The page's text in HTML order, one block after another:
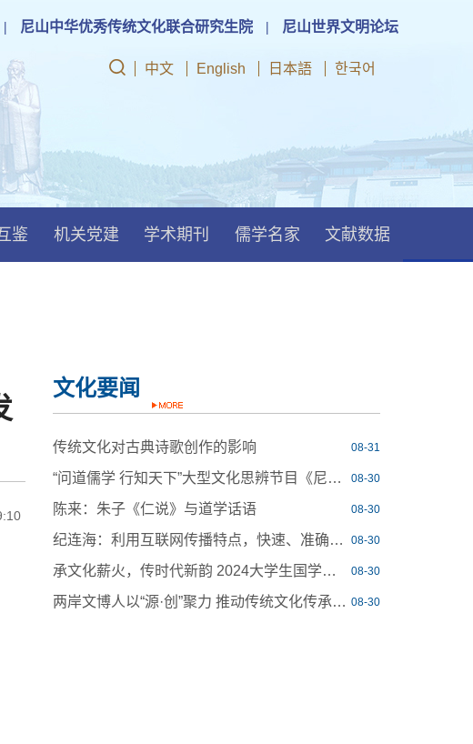
| 尼山中华优秀传统文化联合研究生院 | 尼山世界文明论坛
中文 English 日本語 한국어
鉴 机关党建 学术期刊 儒学名家 文献数据
文化要闻
08-31
传统文化对古典诗歌创作的影响
08-30
“问道儒学 行知天下”大型文化思辨节目《尼山杏坛·行思天地间》—— 探寻“天下为公”思想的历史渊源与时代意义
08-30
陈来：朱子《仁说》与道学话语
08-30
纪连海：利用互联网传播特点，快速、准确讲好中华民族故事
08-30
承文化薪火，传时代新韵 2024大学生国学文化交流会圆满举办
08-30
两岸文博人以“源·创”聚力 推动传统文化传承与创新